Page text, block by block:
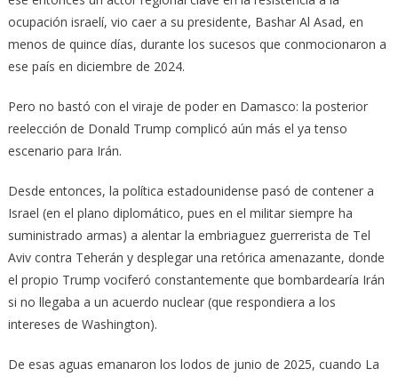
ocupación israelí, vio caer a su presidente, Bashar Al Asad, en
menos de quince días, durante los sucesos que conmocionaron a
ese país en diciembre de 2024.
Pero no bastó con el viraje de poder en Damasco: la posterior
reelección de Donald Trump complicó aún más el ya tenso
escenario para Irán.
Desde entonces, la política estadounidense pasó de contener a
Israel (en el plano diplomático, pues en el militar siempre ha
suministrado armas) a alentar la embriaguez guerrerista de Tel
Aviv contra Teherán y desplegar una retórica amenazante, donde
el propio Trump vociferó constantemente que bombardearía Irán
si no llegaba a un acuerdo nuclear (que respondiera a los
intereses de Washington).
De esas aguas emanaron los lodos de junio de 2025, cuando La